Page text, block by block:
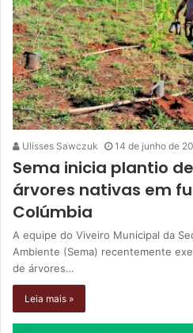
Ulisses Sawczuk 14 de junho de
Sema inicia plantio
árvores nativas em
Colúmbia
A equipe do Viveiro Municipal da
Ambiente (Sema) recentemente
de árvores…
Leia mais »